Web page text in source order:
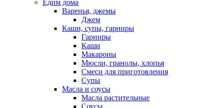
Едим дома
Варенья, джемы
Джем
Каши, супы, гарниры
Гарниры
Каши
Макароны
Мюсли, гранолы, хлопья
Смеси для приготовления
Супы
Масла и соусы
Масла растительные
Соусы